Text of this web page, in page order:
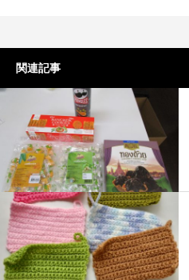
関連記事